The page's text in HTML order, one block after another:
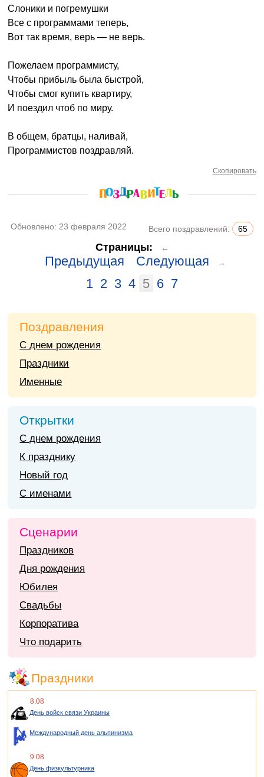
Слоники и погремушки
Все с программами теперь,
Вот так время, верь — не верь.
Пожелаем программисту,
Чтобы прибыль была быстрой,
Чтобы смог купить квартиру,
И поездил чтоб по миру.
В общем, братцы, наливай,
Программистов поздравляй.
Скопировать
Обновлено: 23 февраля 2022 Всего поздравлений: 65
Страницы: ←
Предыдущая Следующая →
1 2 3 4 5 6 7
Поздравления
С днем рождения
Праздники
Именные
Открытки
С днем рождения
К празднику
Новый год
С именами
Сценарии
Праздников
Дня рождения
Юбилея
Свадьбы
Корпоратива
Что подарить
Праздники
8.08
День войск связи Украины
Международный день альпинизма
9.08
День физкультурника